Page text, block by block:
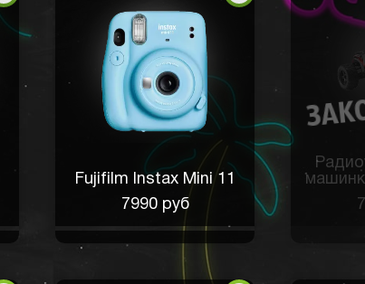
Fujifilm Instax Mini 11
7990 руб